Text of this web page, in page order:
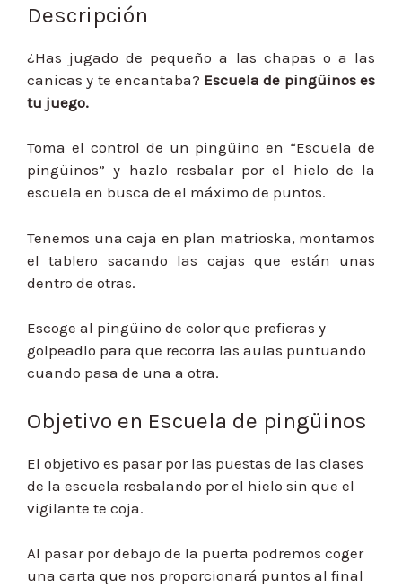
Descripción
¿Has jugado de pequeño a las chapas o a las
canicas y te encantaba? Escuela de pingüinos es
tu juego.
Toma el control de un pingüino en “Escuela de
pingüinos” y hazlo resbalar por el hielo de la
escuela en busca de el máximo de puntos.
Tenemos una caja en plan matrioska, montamos
el tablero sacando las cajas que están unas
dentro de otras.
Escoge al pingüino de color que prefieras y
golpeadlo para que recorra las aulas puntuando
cuando pasa de una a otra.
Objetivo en Escuela de pingüinos
El objetivo es pasar por las puestas de las clases
de la escuela resbalando por el hielo sin que el
vigilante te coja.
Al pasar por debajo de la puerta podremos coger
una carta que nos proporcionará puntos al final